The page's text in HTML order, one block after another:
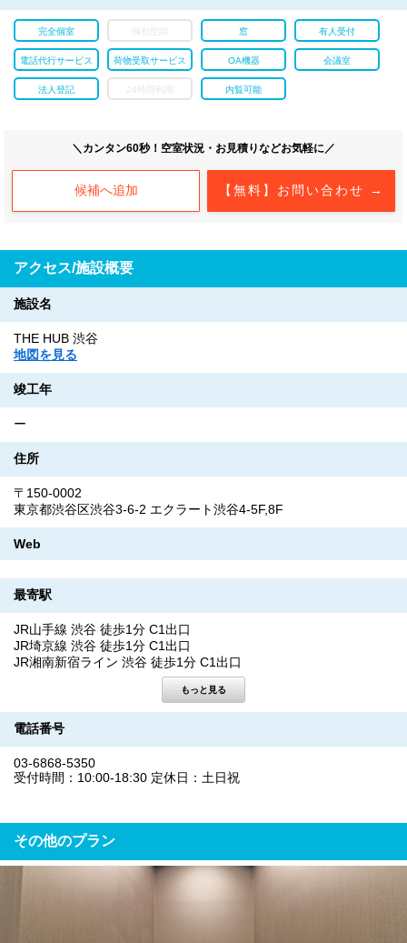
完全個室 個別空調 窓 有人受付
電話代行サービス 荷物受取サービス OA機器 会議室
法人登記 24時間利用 内覧可能
＼カンタン60秒！空室状況・お見積りなどお気軽に／
【無料】お問い合わせ →
候補へ追加
アクセス/施設概要
施設名
THE HUB 渋谷
地図を見る
竣工年
ー
住所
〒150-0002
東京都渋谷区渋谷3-6-2 エクラート渋谷4-5F,8F
Web
最寄駅
JR山手線 渋谷 徒歩1分 C1出口
JR埼京線 渋谷 徒歩1分 C1出口
JR湘南新宿ライン 渋谷 徒歩1分 C1出口
電話番号
03-6868-5350
受付時間：10:00-18:30 定休日：土日祝
その他のプラン